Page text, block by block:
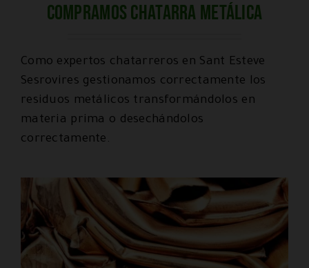
Compramos chatarra metálica
Como expertos chatarreros en Sant Esteve
Sesrovires gestionamos correctamente los
residuos metálicos transformándolos en
materia prima o desechándolos
correctamente.